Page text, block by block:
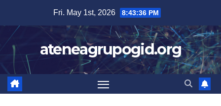
content
Fri. May 1st, 2026 8:43:37 PM
ateneagrupogid.org